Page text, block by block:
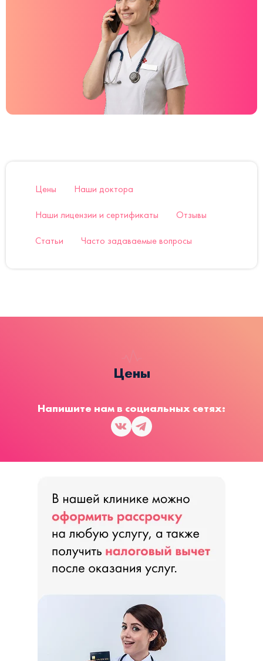
Цены Наши доктора
Наши лицензии и сертификаты Отзывы
Статьи Часто задаваемые вопросы
Цены
Напишите нам в социальных сетях: